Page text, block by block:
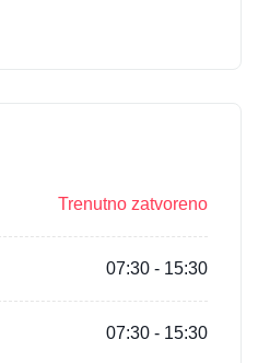
Trenutno zatvoreno
07:30 - 15:30
07:30 - 15:30